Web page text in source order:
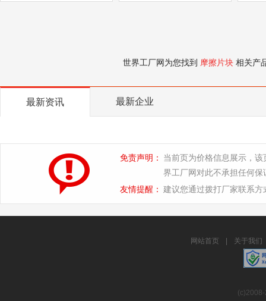
世界工厂网为您找到 摩擦片块 相关产
最新资讯 最新企业
免责声明：
当前页为价格信息展示，
界工厂网对此不承担任何保
友情提醒： 建议您通过拨打厂家联系
网站首页 关于我们